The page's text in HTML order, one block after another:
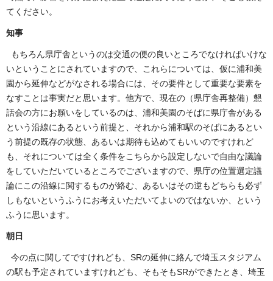
てください。
知事
もちろん県庁舎というのは交通の便の良いところでなければいけな
いということにされていますので、これらについては、仮に浦和美
園から延伸などがなされる場合には、その要件として重要な要素を
なすことは事実だと思います。他方で、現在の（県庁舎再整備）懇
話会の方にお願いをしているのは、浦和美園のそばに県庁舎がある
という沿線にあるという前提と、それから浦和駅のそばにあるとい
う前提の既存の状態、あるいは期待も込めてもいいのですけれど
も、それについては全く条件をこちらから設定しないで自由な議論
をしていただいているところでございますので、県庁の位置選定議
論にこの沿線に関するものが絡む、あるいはその逆もどちらも必ず
しもないというふうにお考えいただいてよいのではないか、という
ふうに思います。
朝日
今の点に関してですけれども、SRの延伸に絡んで埼玉スタジアム
の駅も予定されていますけれども、そもそもSRができたとき、埼玉